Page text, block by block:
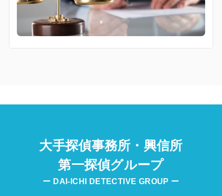
大手探偵事務所・興信所
第一探偵グループ
ー DAI-ICHI DETECTIVE GROUP ー